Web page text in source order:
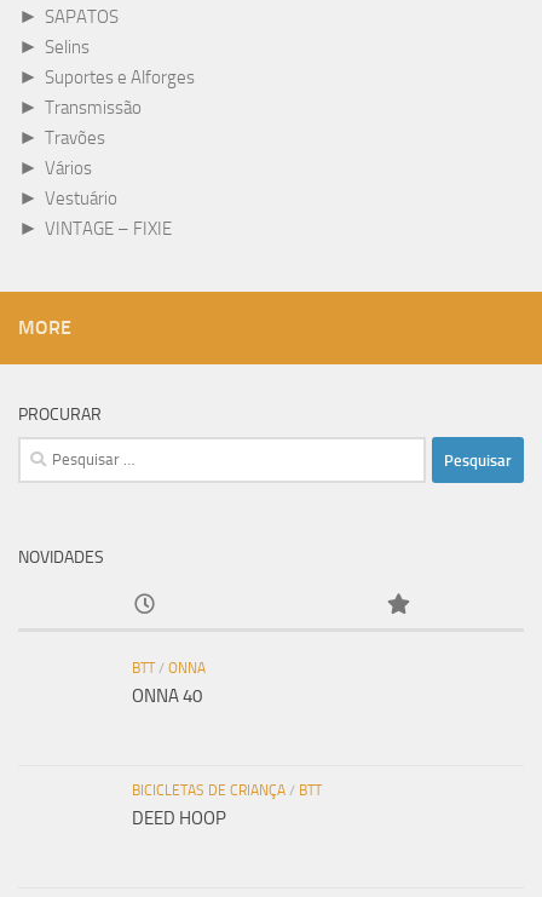
► SAPATOS
► Selins
► Suportes e Alforges
► Transmissão
► Travões
► Vários
► Vestuário
► VINTAGE – FIXIE
MORE
PROCURAR
Pesquisar
por:
NOVIDADES
BTT/ ONNA
ONNA 40
BICICLETAS DE CRIANÇA / BTT
DEED HOOP